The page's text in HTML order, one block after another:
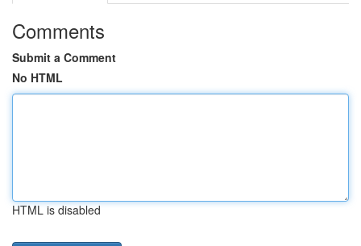
Comments
Submit a Comment
No HTML
HTML is disabled